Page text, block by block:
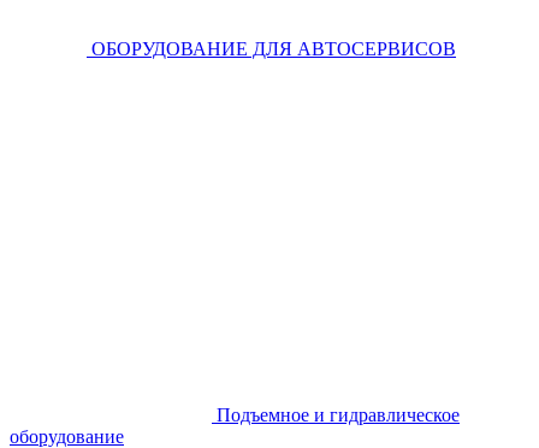
ОБОРУДОВАНИЕ ДЛЯ АВТОСЕРВИСОВ
Подъемное и гидравлическое
оборудование